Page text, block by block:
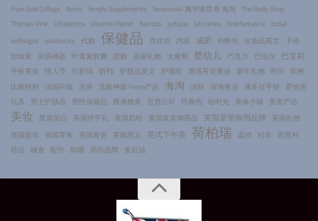
Pure Gold Collage Reiss Simply Supplements Swarovski 施华洛世奇 海淘 The Body Shop
Thomas Pink Vitabiotics Vitamin Planet harrods jurlique lab series lookfantastic rodial
selfridges vitabiotics 代购 保健品 克拉克 内衣 减肥 剑桥包 化妆品英文 卡诗
卸妆膏
厨房神器 叶黄素胶囊 团购 圣诞礼物 大葡萄 婴幼儿 巧克力 巴伯尔 巴宝莉
平价美妆 情人节 打折码 折扣 护肤品英文 护颈枕 摩洛哥坚果油 新年礼物 时尚
欧树
比斯特村 法国药妆 洗浴 洗脸神器 Foreo产品 海淘 润肤 深海鱼油 潘多拉手链
爱他美
玩具
男士护肤品 男性保健品 瘦身糖浆 百货公司 经典包 绘时光 美体小铺 美发产品
美妆 胶原蛋白 英国伴手礼 英国奶粉 英国皇室御用品 英国皇室御用品牌 英国礼物
英国超市 英国零食 英国骨瓷 英国黑五 英式下午茶 荷柏瑞 蕊丝 衬衣 西普利
转运 辅食 配件 防晒 高街品牌 鱼肝油